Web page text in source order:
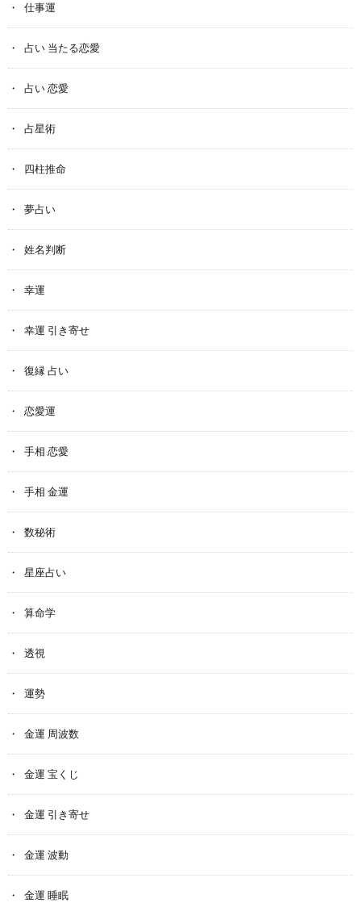
仕事運
占い 当たる恋愛
占い 恋愛
占星術
四柱推命
夢占い
姓名判断
幸運
幸運 引き寄せ
復縁 占い
恋愛運
手相 恋愛
手相 金運
数秘術
星座占い
算命学
透視
運勢
金運 周波数
金運 宝くじ
金運 引き寄せ
金運 波動
金運 睡眠